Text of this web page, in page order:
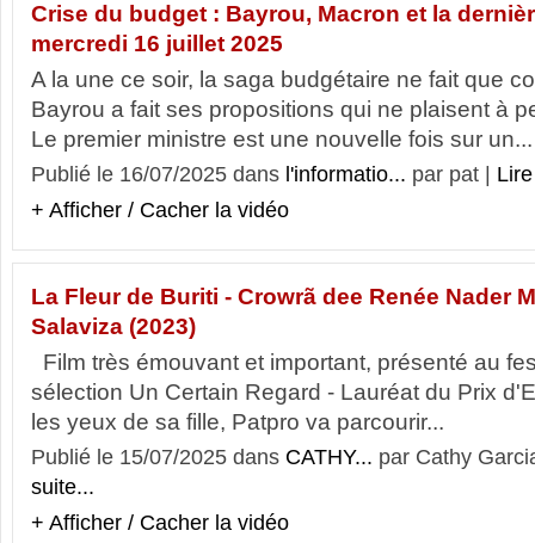
Crise du budget : Bayrou, Macron et la
mercredi 16 juillet 2025
A la une ce soir, la saga budgétaire ne fait que
Bayrou a fait ses propositions qui ne plaisent à
Le premier ministre est une nouvelle fois sur un...
Publié le 16/07/2025 dans l'informatio... par pat |
+ Afficher / Cacher la vidéo
La Fleur de Buriti - Crowrã dee Renée Nader
Salaviza (2023)
Film très émouvant et important, présenté au
sélection Un Certain Regard - Lauréat du Prix
les yeux de sa fille, Patpro va parcourir...
Publié le 15/07/2025 dans CATHY... par Cathy
suite...
+ Afficher / Cacher la vidéo